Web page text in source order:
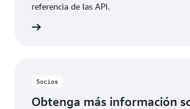
referencia de las API.
Socios
Obtenga más información